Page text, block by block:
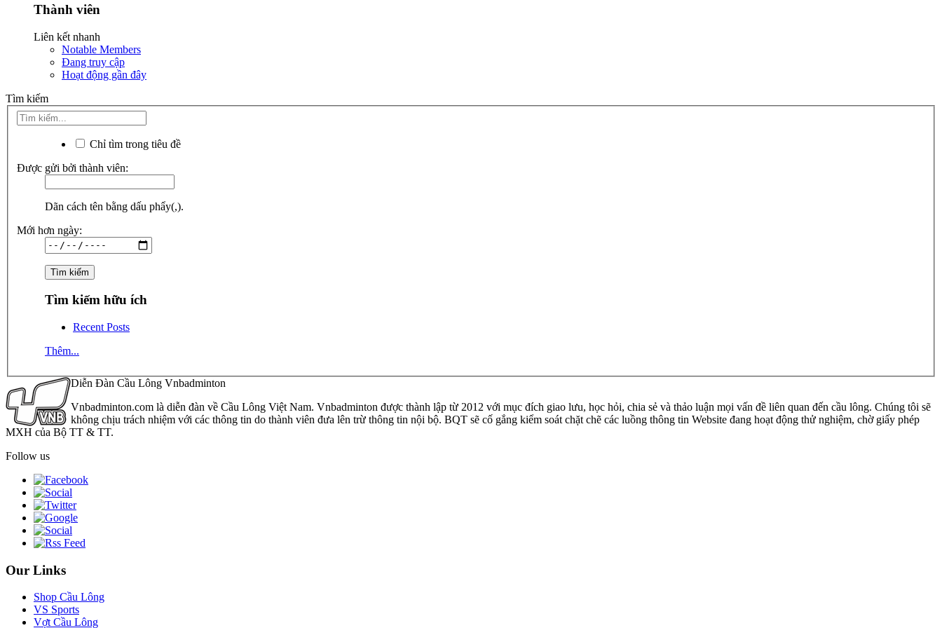
Thành viên
Liên kết nhanh
Notable Members
Đang truy cập
Hoạt động gần đây
Tìm kiếm
Chỉ tìm trong tiêu đề
Được gửi bởi thành viên:
Dãn cách tên bằng dấu phẩy(,).
Mới hơn ngày:
Tìm kiếm hữu ích
Recent Posts
Thêm...
Diễn Đàn Cầu Lông Vnbadminton
Vnbadminton.com là diễn đàn về Cầu Lông Việt Nam. Vnbadminton được thành lập từ 2012 với mục đích giao lưu, học hỏi, chia sẻ và thảo luận mọi vấn đề liên quan đến cầu lông. Chúng tôi sẽ
không chịu trách nhiệm với các thông tin do thành viên đưa lên trừ thông tin nội bộ. BQT sẽ cố gắng kiểm soát chặt chẽ các luồng thông tin Website đang hoạt động thử nghiệm, chờ giấy phép
MXH của Bộ TT & TT.
Follow us
Our Links
Shop Cầu Lông
VS Sports
Vợt Cầu Lông